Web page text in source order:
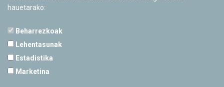
hauetarako:
Beharrezkoak
Lehentasunak
Estadistika
Marketina